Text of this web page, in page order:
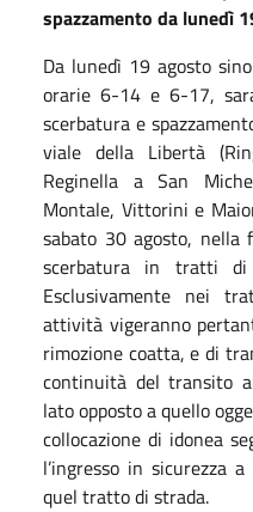
spazzamento da lunedì
Da lunedì 19 agosto
orarie 6-14 e 6-17,
scerbatura e
viale della Libertà
Reginella a San
Montale, Vittorini e
sabato 30 agosto,
scerbatura in tratti di
Esclusivamente nei
attività vigeranno
rimozione coatta, e di
continuità del transito
lato opposto a quello
collocazione di idonea
l’ingresso in sicurezza
quel tratto di strada.